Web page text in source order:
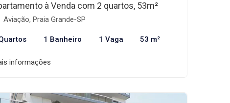
à Venda com 2 quartos, 53m²
Aviação, Praia Grande-SP
1 Banheiro 1 Vaga 53 m²
informações